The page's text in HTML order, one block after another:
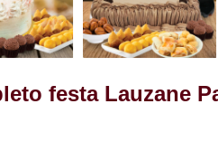
festa Lauzane